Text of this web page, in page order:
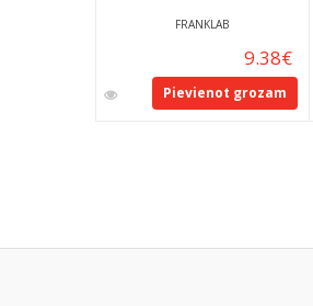
FRANKLAB
9.38€
Pievienot grozam